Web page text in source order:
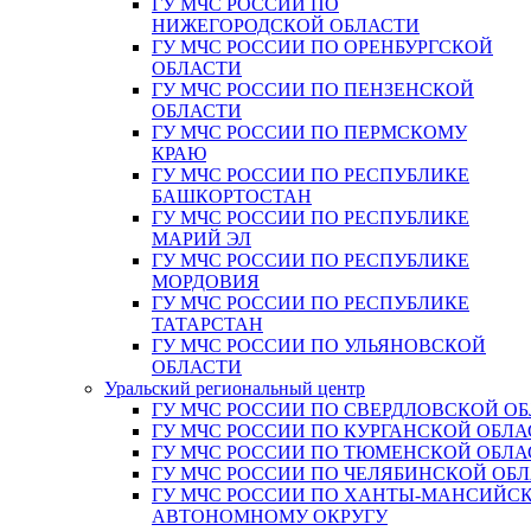
ГУ МЧС РОССИИ ПО
НИЖЕГОРОДСКОЙ ОБЛАСТИ
ГУ МЧС РОССИИ ПО ОРЕНБУРГСКОЙ
ОБЛАСТИ
ГУ МЧС РОССИИ ПО ПЕНЗЕНСКОЙ
ОБЛАСТИ
ГУ МЧС РОССИИ ПО ПЕРМСКОМУ
КРАЮ
ГУ МЧС РОССИИ ПО РЕСПУБЛИКЕ
БАШКОРТОСТАН
ГУ МЧС РОССИИ ПО РЕСПУБЛИКЕ
МАРИЙ ЭЛ
ГУ МЧС РОССИИ ПО РЕСПУБЛИКЕ
МОРДОВИЯ
ГУ МЧС РОССИИ ПО РЕСПУБЛИКЕ
ТАТАРСТАН
ГУ МЧС РОССИИ ПО УЛЬЯНОВСКОЙ
ОБЛАСТИ
Уральский региональный центр
ГУ МЧС РОССИИ ПО СВЕРДЛОВСКОЙ
ГУ МЧС РОССИИ ПО КУРГАНСКОЙ
ГУ МЧС РОССИИ ПО ТЮМЕНСКОЙ
ГУ МЧС РОССИИ ПО ЧЕЛЯБИНСКОЙ
ГУ МЧС РОССИИ ПО ХАНТЫ-
АВТОНОМНОМУ ОКРУГУ